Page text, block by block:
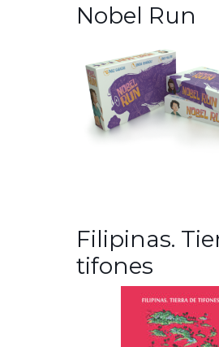
Nobel Run
Filipinas.
tifones